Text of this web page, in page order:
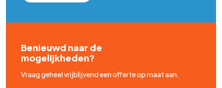
Benieuwd naar de
mogelijkheden?
Vraag geheel vrijblijvend een offerte op maat aan.